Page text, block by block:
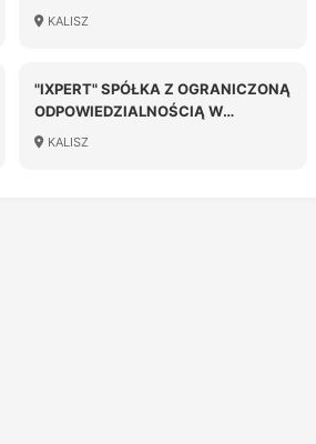
ODPOWIEDZIALNOŚCIĄ
KALISZ
"IXPERT" SPÓŁKA Z OGRANICZONĄ
ODPOWIEDZIALNOŚCIĄ W
LIKWIDACJI
KALISZ